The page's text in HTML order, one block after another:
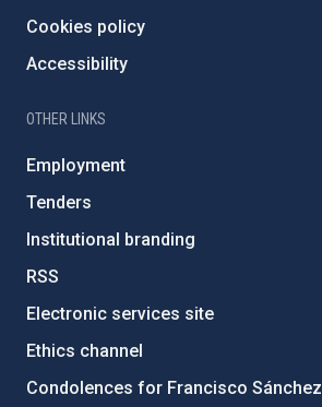
Cookies policy
Accessibility
OTHER LINKS
Employment
Tenders
Institutional branding
RSS
Electronic services site
Ethics channel
Condolences for Francisco Sánchez